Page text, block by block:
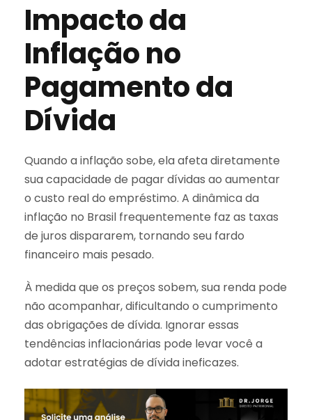
Impacto da
Inflação no
Pagamento da
Dívida
Quando a inflação sobe, ela afeta diretamente
sua capacidade de pagar dívidas ao aumentar
o custo real do empréstimo. A dinâmica da
inflação no Brasil frequentemente faz as taxas
de juros dispararem, tornando seu fardo
financeiro mais pesado.
À medida que os preços sobem, sua renda pode
não acompanhar, dificultando o cumprimento
das obrigações de dívida. Ignorar essas
tendências inflacionárias pode levar você a
adotar estratégias de dívida ineficazes.